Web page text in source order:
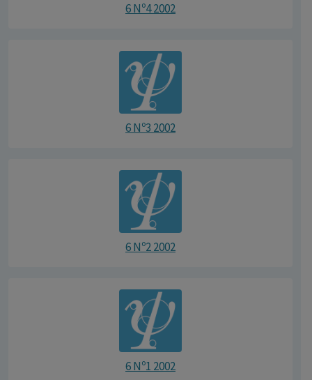
6 Nº4 2002
6 Nº3 2002
6 Nº2 2002
6 Nº1 2002